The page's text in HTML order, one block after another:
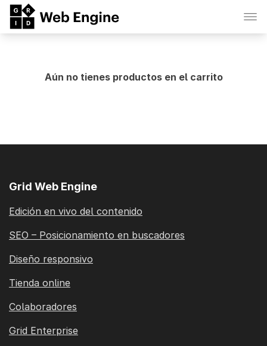
Aún no tienes productos en el carrito
Grid Web Engine
Edición en vivo del contenido
SEO – Posicionamiento en buscadores
Diseño responsivo
Tienda online
Colaboradores
Grid Enterprise